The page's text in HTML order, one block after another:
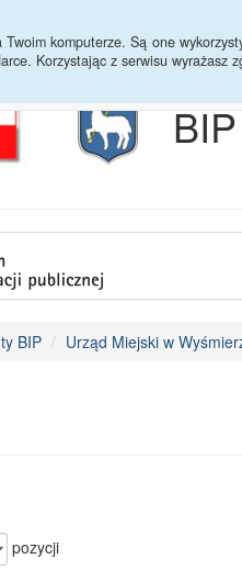
komputerze. Są one
Korzystając z serwisu wyrażasz
BIP
BIP Urząd Miejski w
pozycji